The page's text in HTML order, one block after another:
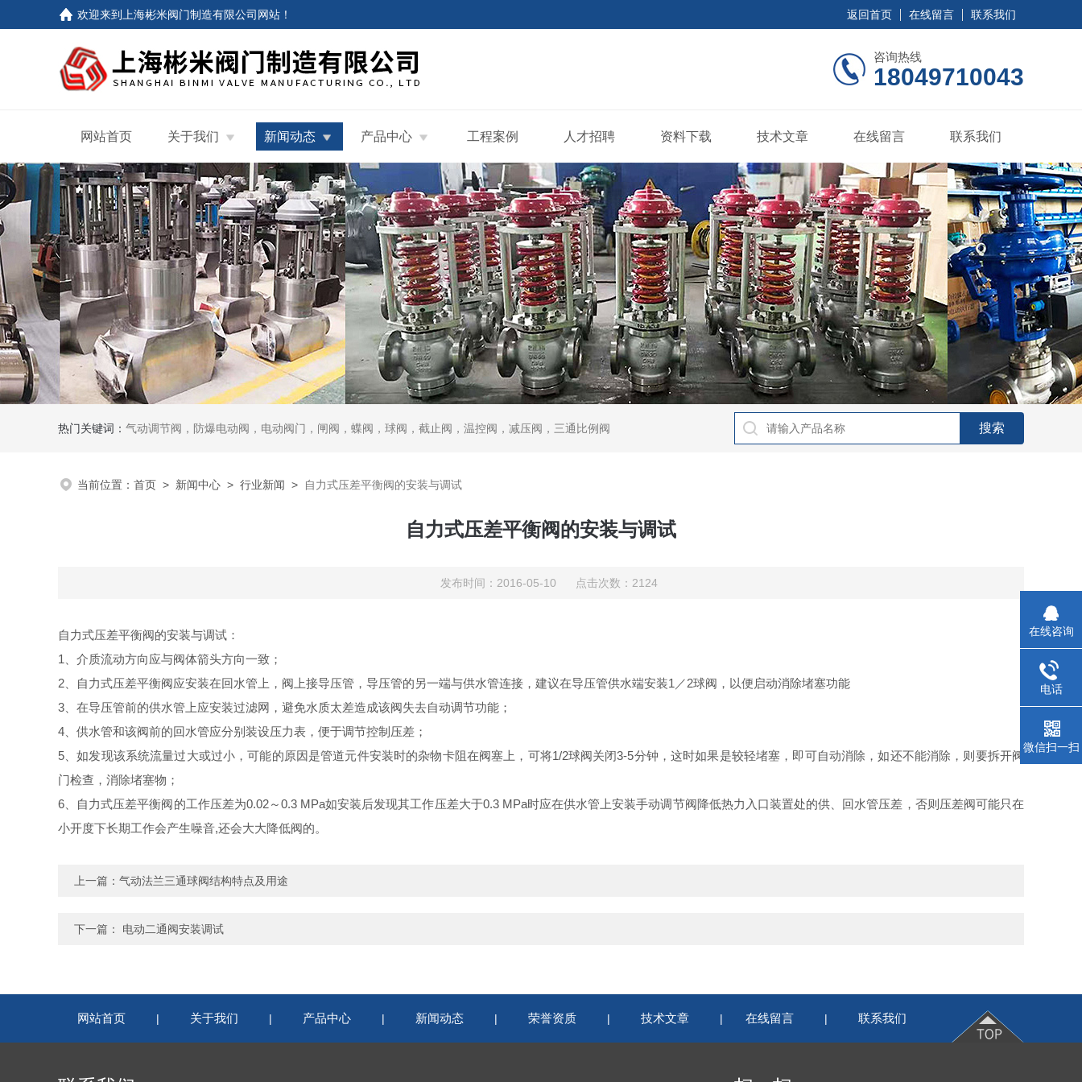
欢迎来到 上海彬米阀门制造有限公司网站 ！ 返回首页 在线留言 联系我们
咨询热线
18049710043
网站首页 关于我们 新闻动态 产品中心 工程案例 人才招聘 资料下载 技术文章 在线留言 联系我们
热门关键词： 气动调节阀，防爆电动阀，电动阀门，闸阀，蝶阀，球阀，截止阀，温控阀，减压阀，三通比例阀
当前位置： 首页 > 新闻中心 > 行业新闻 > 自力式压差平衡阀的安装与调试
自力式压差平衡阀的安装与调试
发布时间：2016-05-10 点击次数：2124
自力式压差平衡阀的安装与调试：
1、介质流动方向应与阀体箭头方向一致；
2、自力式压差平衡阀应安装在回水管上，阀上接导压管，导压管的另一端与供水管连接，建议在导压管供水端安装1／2球阀，以便启动消除堵塞功能
3、在导压管前的供水管上应安装过滤网，避免水质太差造成该阀失去自动调节功能；
4、供水管和该阀前的回水管应分别装设压力表，便于调节控制压差；
5、如发现该系统流量过大或过小，可能的原因是管道元件安装时的杂物卡阻在阀塞上，可将1/2球阀关闭3-5分钟，这时如果是较轻堵塞，即可自动消除，如还不能消除，则要拆开阀
门检查，消除堵塞物；
6、自力式压差平衡阀的工作压差为0.02～0.3 MPa如安装后发现其工作压差大于0.3 MPa时应在供水管上安装手动调节阀降低热力入口装置处的供、回水管压差，否则压差阀可能只在
小开度下长期工作会产生噪音,还会大大降低阀的。
上一篇： 气动法兰三通球阀结构特点及用途
下一篇： 电动二通阀安装调试
网站首页 | 关于我们 | 产品中心 | 新闻动态 | 荣誉资质 | 技术文章 | 在线留言 | 联系我们
在线咨询
电话
微信扫一扫